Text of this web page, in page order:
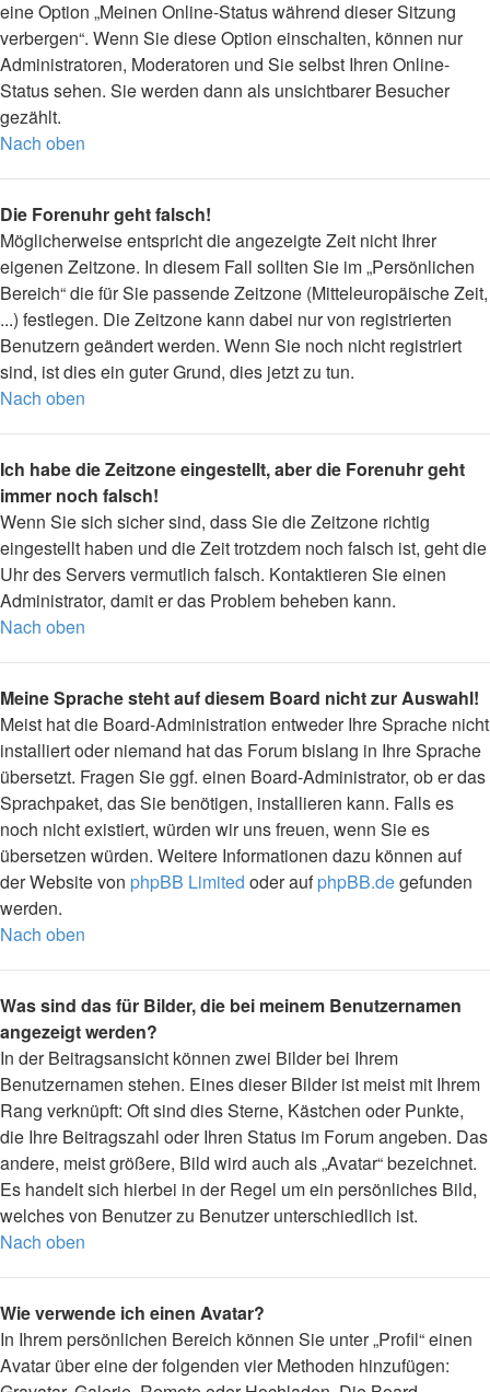
eine Option „Meinen Online-Status während dieser Sitzung
verbergen“. Wenn Sie diese Option einschalten, können nur
Administratoren, Moderatoren und Sie selbst Ihren Online-
Status sehen. Sie werden dann als unsichtbarer Besucher
gezählt.
Nach oben
Die Forenuhr geht falsch!
Möglicherweise entspricht die angezeigte Zeit nicht Ihrer
eigenen Zeitzone. In diesem Fall sollten Sie im „Persönlichen
Bereich“ die für Sie passende Zeitzone (Mitteleuropäische Zeit,
...) festlegen. Die Zeitzone kann dabei nur von registrierten
Benutzern geändert werden. Wenn Sie noch nicht registriert
sind, ist dies ein guter Grund, dies jetzt zu tun.
Nach oben
Ich habe die Zeitzone eingestellt, aber die Forenuhr geht
immer noch falsch!
Wenn Sie sich sicher sind, dass Sie die Zeitzone richtig
eingestellt haben und die Zeit trotzdem noch falsch ist, geht die
Uhr des Servers vermutlich falsch. Kontaktieren Sie einen
Administrator, damit er das Problem beheben kann.
Nach oben
Meine Sprache steht auf diesem Board nicht zur Auswahl!
Meist hat die Board-Administration entweder Ihre Sprache nicht
installiert oder niemand hat das Forum bislang in Ihre Sprache
übersetzt. Fragen Sie ggf. einen Board-Administrator, ob er das
Sprachpaket, das Sie benötigen, installieren kann. Falls es
noch nicht existiert, würden wir uns freuen, wenn Sie es
übersetzen würden. Weitere Informationen dazu können auf
der Website von phpBB Limited oder aufphpBB.degefunden
werden.
Nach oben
Was sind das für Bilder, die bei meinem Benutzernamen
angezeigt werden?
In der Beitragsansicht können zwei Bilder bei Ihrem
Benutzernamen stehen. Eines dieser Bilder ist meist mit Ihrem
Rang verknüpft: Oft sind dies Sterne, Kästchen oder Punkte,
die Ihre Beitragszahl oder Ihren Status im Forum angeben. Das
andere, meist größere, Bild wird auch als „Avatar“ bezeichnet.
Es handelt sich hierbei in der Regel um ein persönliches Bild,
welches von Benutzer zu Benutzer unterschiedlich ist.
Nach oben
Wie verwende ich einen Avatar?
In Ihrem persönlichen Bereich können Sie unter „Profil“ einen
Avatar über eine der folgenden vier Methoden hinzufügen: